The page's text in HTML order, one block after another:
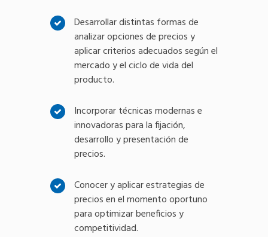
Desarrollar distintas formas de
analizar opciones de precios y
aplicar criterios adecuados según el
mercado y el ciclo de vida del
producto.
Incorporar técnicas modernas e
innovadoras para la fijación,
desarrollo y presentación de
precios.
Conocer y aplicar estrategias de
precios en el momento oportuno
para optimizar beneficios y
competitividad.